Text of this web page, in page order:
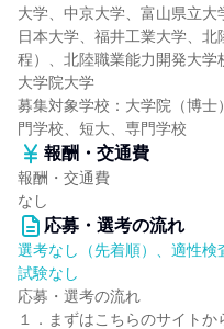
大学、中京大学、富山県立大
日本大学、福井工業大学、
程）、北陸職業能力開発大
大学院大学
募集対象学校：大学院（博
門学校、短大、専門学校
報酬・交通費
報酬・交通費
なし
応募・選考の流れ
選考なし（先着順）、適性
試験なし
応募・選考の流れ
１．まずはこちらのサイトか